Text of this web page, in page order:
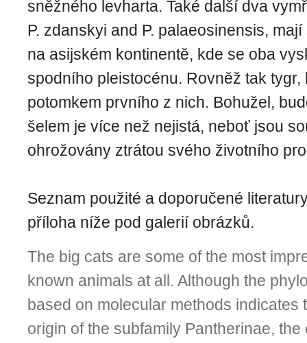
sněžného levharta. Také další dva
P. zdanskyi and P. palaeosinensis,
na asijském kontinentě, kde se oba
spodního pleistocénu. Rovněž tak tygr,
potomkem prvního z nich. Bohužel,
šelem je více než nejistá, neboť jsou
ohrožovány ztrátou svého životního
Seznam použité a doporučené
příloha níže pod galerií obrázků.
The big cats are some of the most
known animals at all. Al­though the
based on molecular methods indicates
origin of the subfamily Pantherinae,